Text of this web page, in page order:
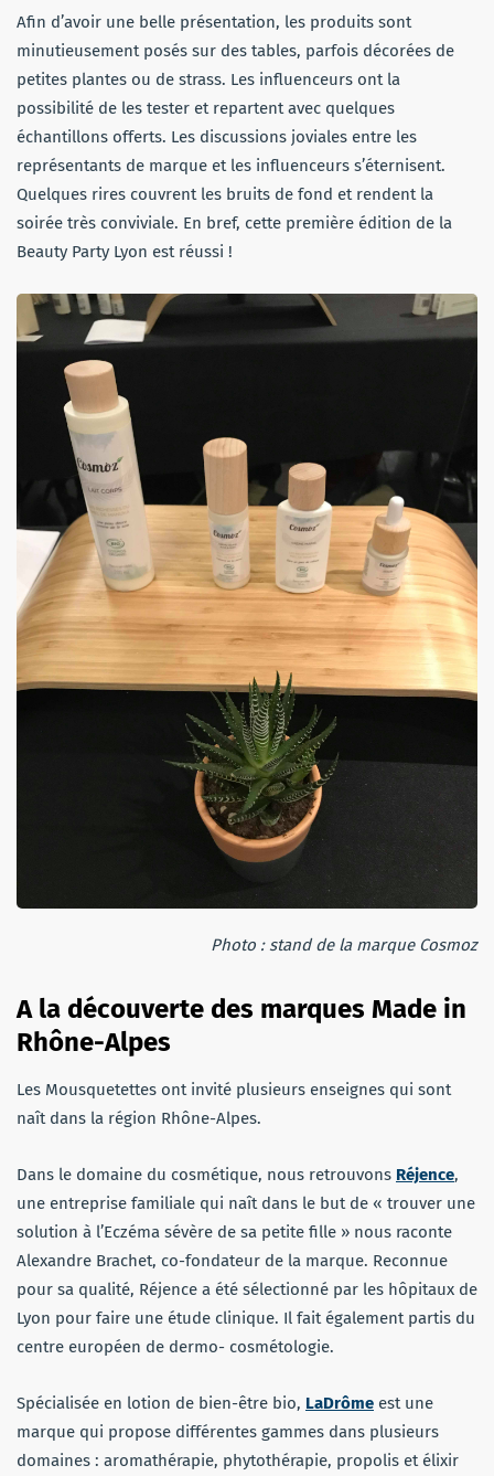
Afin d’avoir une belle présentation, les produits sont
minutieusement posés sur des tables, parfois décorées de
petites plantes ou de strass. Les influenceurs ont la
possibilité de les tester et repartent avec quelques
échantillons offerts. Les discussions joviales entre les
représentants de marque et les influenceurs s’éternisent.
Quelques rires couvrent les bruits de fond et rendent la
soirée très conviviale. En bref, cette première édition de la
Beauty Party Lyon est réussi !
Photo : stand de la marque Cosmoz
A la découverte des marques Made in
Rhône-Alpes
Les Mousquetettes ont invité plusieurs enseignes qui sont
naît dans la région Rhône-Alpes.
Dans le domaine du cosmétique, nous retrouvons Réjence,
une entreprise familiale qui naît dans le but de « trouver une
solution à l’Eczéma sévère de sa petite fille » nous raconte
Alexandre Brachet, co-fondateur de la marque. Reconnue
pour sa qualité, Réjence a été sélectionné par les hôpitaux de
Lyon pour faire une étude clinique. Il fait également partis du
centre européen de dermo- cosmétologie.
Spécialisée en lotion de bien-être bio, LaDrôme est une
marque qui propose différentes gammes dans plusieurs
domaines : aromathérapie, phytothérapie, propolis et élixir